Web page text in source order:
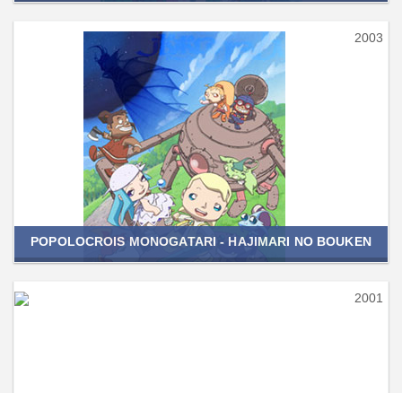
2003
POPOLOCROIS MONOGATARI - HAJIMARI NO BOUKEN
2001